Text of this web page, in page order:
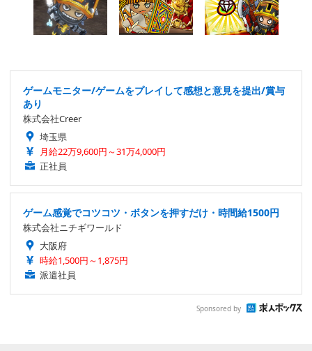
ゲームモニター/ゲームをプレイして感想と意見を提出/賞与
あり
株式会社Creer
埼玉県
月給22万9,600円～31万4,000円
正社員
ゲーム感覚でコツコツ・ボタンを押すだけ・時間給1500円
株式会社ニチギワールド
大阪府
時給1,500円～1,875円
派遣社員
Sponsored by